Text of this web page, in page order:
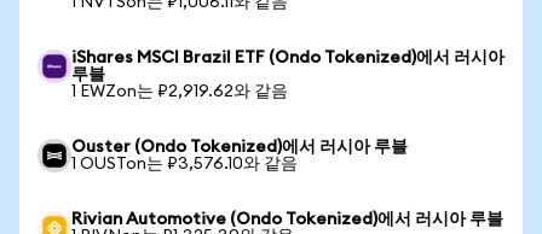
iShares MSCI Brazil ETF (Ondo Tokenized)에서 러시아
루블
1 EWZon는 ₽2,919.62와 같음
Ouster (Ondo Tokenized)에서 러시아 루블
1 OUSTon는 ₽3,576.10와 같음
Rivian Automotive (Ondo Tokenized)에서 러시아 루블